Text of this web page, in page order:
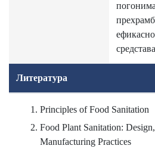
Литература
Principles of Food Sanitation
Food Plant Sanitation:
Manufacturing Practices